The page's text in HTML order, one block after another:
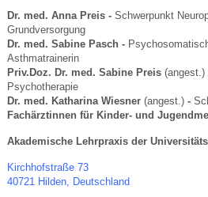
Dr. med. Anna Preis - Schwerpunkt
Grundversorgung
Dr. med. Sabine Pasch -
Asthmatrainerin
Priv.Doz. Dr. med. Sabine Preis (angest.)
Psychotherapie
Dr. med. Katharina Wiesner (angest.)-
Fachärztinnen für Kinder- und
Akademische Lehrpraxis der
Kirchhofstraße 73
40721 Hilden, Deutschland